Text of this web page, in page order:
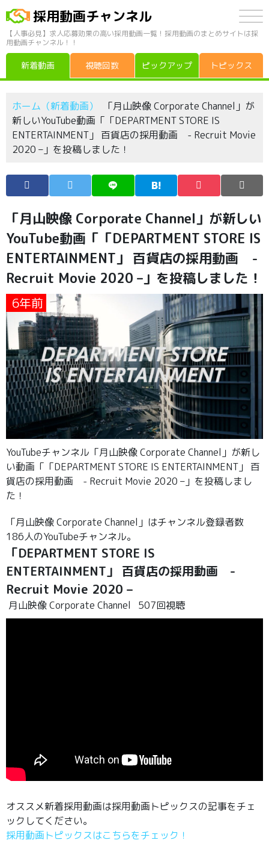
採用動画チャンネル
【人事必見】求人応募効果の高い採用動画一覧！採用動画のまとめサイトは採
用動画チャンネル！！
新着動画 視聴回数 ピックアップ トピックス
ホーム（新着動画）
「月山映像 Corporate Channel」が
新しいYouTube動画「「DEPARTMENT STORE IS
ENTERTAINMENT」 百貨店の採用動画 - Recruit Movie
2020 –」を投稿しました！
「月山映像 Corporate Channel」が新しい
YouTube動画「「DEPARTMENT STORE IS
ENTERTAINMENT」 百貨店の採用動画 -
Recruit Movie 2020 –」を投稿しました！
6年前
YouTubeチャンネル「月山映像 Corporate Channel」が新し
い動画「「DEPARTMENT STORE IS ENTERTAINMENT」 百
貨店の採用動画 - Recruit Movie 2020 –」を投稿しまし
た！
「月山映像 Corporate Channel」はチャンネル登録者数
186人のYouTubeチャンネル。
「DEPARTMENT STORE IS
ENTERTAINMENT」 百貨店の採用動画 -
Recruit Movie 2020 –
月山映像 Corporate Channel 507回視聴
オススメ新着採用動画は採用動画トピックスの記事をチェ
ックしてください。
採用動画トピックスはこちらをチェック！